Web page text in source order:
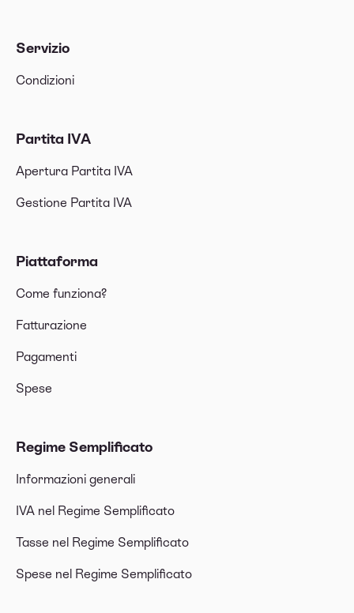
Servizio
Condizioni
Partita IVA
Apertura Partita IVA
Gestione Partita IVA
Piattaforma
Come funziona?
Fatturazione
Pagamenti
Spese
Regime Semplificato
Informazioni generali
IVA nel Regime Semplificato
Tasse nel Regime Semplificato
Spese nel Regime Semplificato